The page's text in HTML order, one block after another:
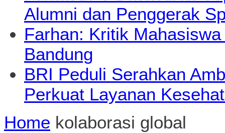
Alumni dan Penggerak
Farhan: Kritik
Bandung
BRI Peduli Serahkan
Perkuat Layanan
Home kolaborasi global